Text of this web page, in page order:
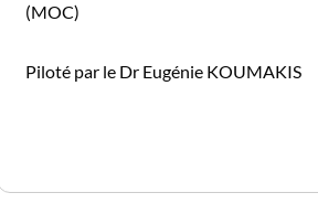
(MOC)
Piloté par le Dr Eugénie KOUMAKIS